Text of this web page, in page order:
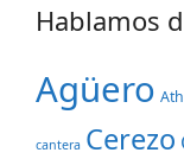
Hablamos
Agüero
cantera Cerezo